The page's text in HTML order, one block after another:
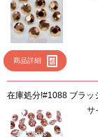
商品詳細
在庫処分!#1088 ブラ
サ